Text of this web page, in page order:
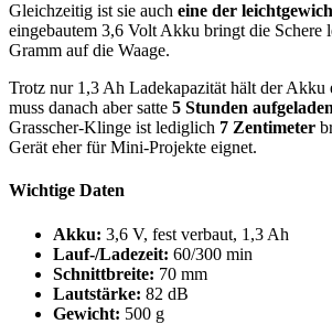
Gleichzeitig ist sie auch eine der
eingebautem 3,6 Volt Akku bringt die Schere
Gramm auf die Waage.
Trotz nur 1,3 Ah Ladekapazität hält der Akku
muss danach aber satte 5 Stunden aufgeladen
Grasscher-Klinge ist lediglich 7 Zentimeter
Gerät eher für Mini-Projekte eignet.
Wichtige Daten
Akku: 3,6 V, fest verbaut, 1,3 Ah
Lauf-/Ladezeit: 60/300 min
Schnittbreite: 70 mm
Lautstärke: 82 dB
Gewicht: 500 g